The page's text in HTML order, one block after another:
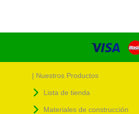
| Nuestros Productos
Lista de tienda
Materiales de construcción